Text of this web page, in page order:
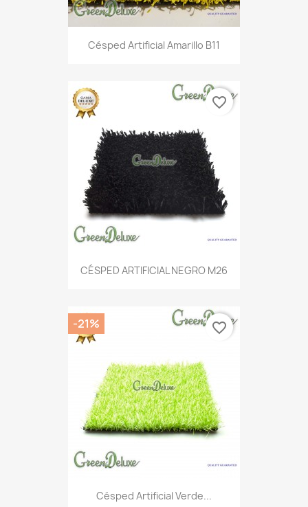
Césped Artificial Amarillo B11
CÉSPED ARTIFICIAL NEGRO M26
favorite_border
Césped Artificial Verde...
-21% favorite_border